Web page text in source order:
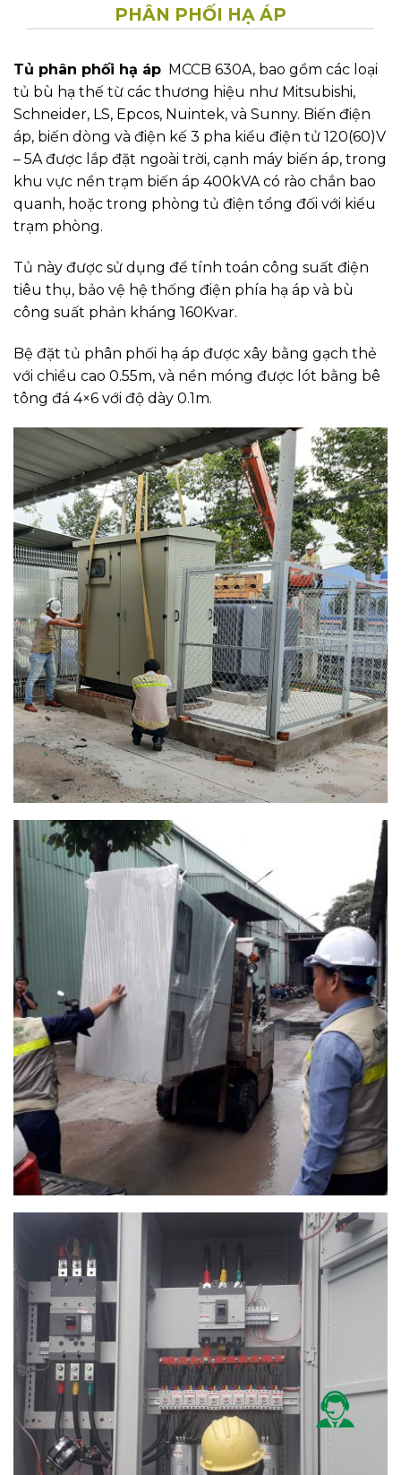
PHÂN PHỐI HẠ ÁP
Tủ phân phối hạ áp MCCB 630A, bao gồm các loại
tủ bù hạ thế từ các thương hiệu như Mitsubishi,
Schneider, LS, Epcos, Nuintek, và Sunny. Biến điện
áp, biến dòng và điện kế 3 pha kiểu điện tử 120(60)V
– 5A được lắp đặt ngoài trời, cạnh máy biến áp, trong
khu vực nền trạm biến áp 400kVA có rào chắn bao
quanh, hoặc trong phòng tủ điện tổng đối với kiểu
trạm phòng.
Tủ này được sử dụng để tính toán công suất điện
tiêu thụ, bảo vệ hệ thống điện phía hạ áp và bù
công suất phản kháng 160Kvar.
Bệ đặt tủ phân phối hạ áp được xây bằng gạch thẻ
với chiều cao 0.55m, và nền móng được lót bằng bê
tông đá 4×6 với độ dày 0.1m.